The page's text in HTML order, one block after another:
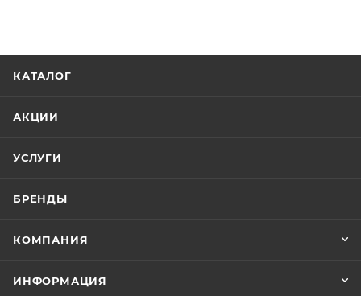
КАТАЛОГ
АКЦИИ
УСЛУГИ
БРЕНДЫ
КОМПАНИЯ
ИНФОРМАЦИЯ